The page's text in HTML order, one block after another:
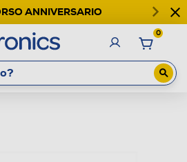
ANNIVERSARIO
0